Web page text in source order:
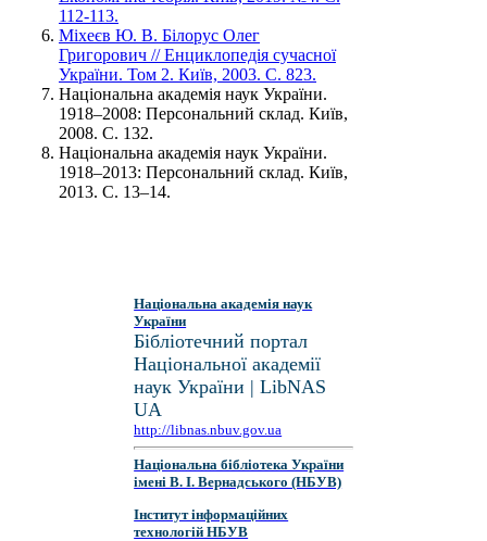
112-113.
Міхеєв Ю. В. Білорус Олег
Григорович // Енциклопедія сучасної
України. Том 2. Київ, 2003. С. 823.
Національна академія наук України.
1918–2008: Персональний склад. Київ,
2008. С. 132.
Національна академія наук України.
1918–2013: Персональний склад. Київ,
2013. С. 13–14.
Національна академія наук
України
Бібліотечний портал
Національної академії
наук України | LibNAS
UA
http://libnas.nbuv.gov.ua
Національна бібліотека України
імені В. І. Вернадського (НБУВ)
Інститут інформаційних
технологій НБУВ